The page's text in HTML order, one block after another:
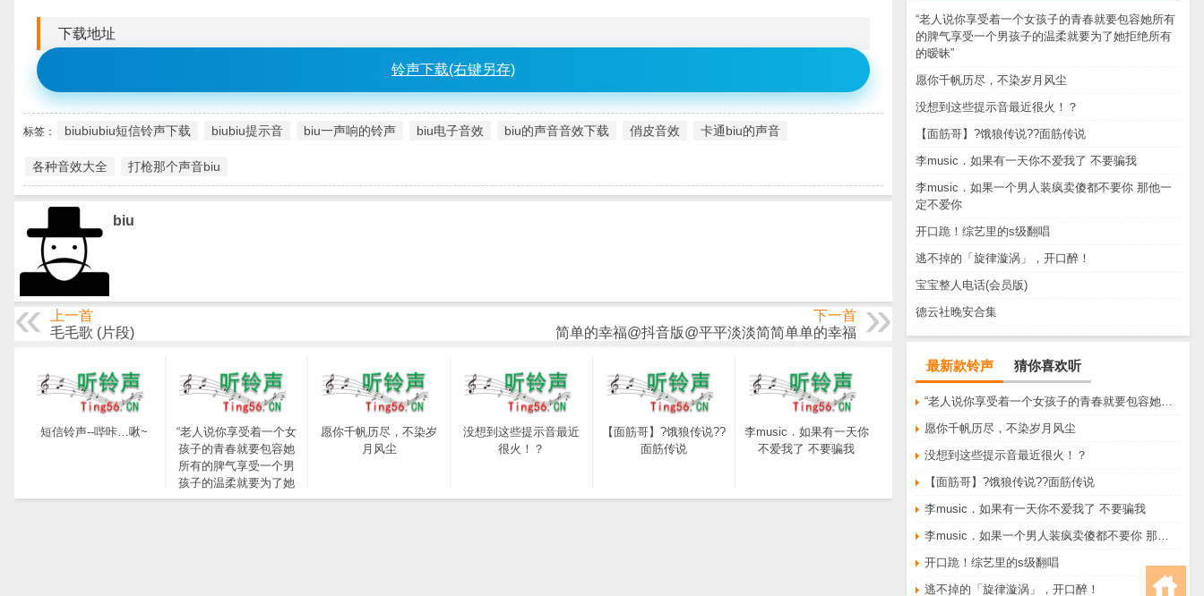
下载地址
铃声下载(右键另存)
标签： biubiubiu短信铃声下载 biubiu提示音 biu一声响的铃声 biu电子音效 biu的声音音效下载 俏皮音效 卡通biu的声音
各种音效大全 打枪那个声音biu
biu
上一首
毛毛歌 (片段)
下一首
简单的幸福@抖音版@平平淡淡简简单单的幸福
短信铃声--哔咔…啾~
“老人说你享受着一个女
孩子的青春就要包容她
所有的脾气享受一个男
孩子的温柔就要为了她
拒绝所有的暧昧”
愿你千帆历尽，不染岁
月风尘
没想到这些提示音最近
很火！？
【面筋哥】?饿狼传说??
面筋传说
李music．如果有一天你
不爱我了 不要骗我
“老人说你享受着一个女孩子的青春就要包容她所有
的脾气享受一个男孩子的温柔就要为了她拒绝所有
的暧昧”
愿你千帆历尽，不染岁月风尘
没想到这些提示音最近很火！？
【面筋哥】?饿狼传说??面筋传说
李music．如果有一天你不爱我了 不要骗我
李music．如果一个男人装疯卖傻都不要你 那他一
定不爱你
开口跪！综艺里的s级翻唱
逃不掉的「旋律漩涡」，开口醉！
宝宝整人电话(会员版)
德云社晚安合集
最新款铃声 猜你喜欢听
愿你千帆历尽，不染岁月风尘
没想到这些提示音最近很火！？
【面筋哥】?饿狼传说??面筋传说
李music．如果有一天你不爱我了 不要骗我
开口跪！综艺里的s级翻唱
逃不掉的「旋律漩涡」，开口醉！